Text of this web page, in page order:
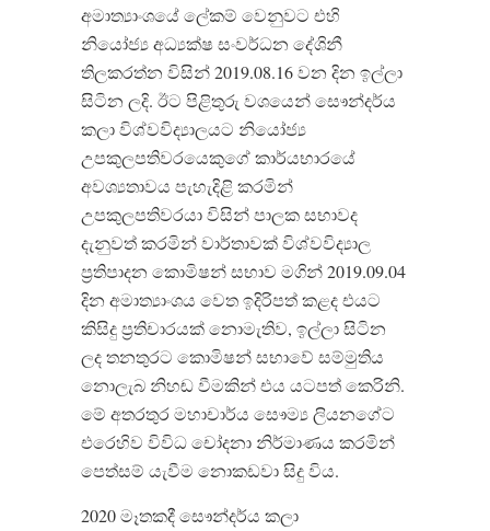
අමාත්‍යාංශයේ ලේකම් වෙනුවට එහි
නියෝජ්‍ය අධ්‍යක්ෂ සංවර්ධන දේශිනී
තිලකරත්න විසින් 2019.08.16 වන දින ඉල්ලා
සිටින ලදි. ඊට පිළිතුරු වශයෙන් සෞන්දර්ය
කලා විශ්වවිද්‍යාලයට නියෝජ්‍ය
උපකුලපතිවරයෙකුගේ කාර්යභාරයේ
අවශ්‍යතාවය පැහැදිළි කරමින්
උපකුලපතිවරයා විසින් පාලක සභාවද
දැනුවත් කරමින් වාර්තාවක් විශ්වවිද්‍යාල
ප්‍රතිපාදන කොමිෂන් සභාව මගින් 2019.09.04
දින අමාත්‍යාංශය වෙත ඉදිරිපත් කළද එයට
කිසිදු ප්‍රතිචාරයක් නොමැතිව, ඉල්ලා සිටින
ලද තනතුරට කොමිෂන් සභාවේ සම්මුතිය
නොලැබ නිහඬ වීමකින් එය යටපත් කෙරිනි.
මේ අතරතුර මහාචාර්ය සෞම්‍ය ලියනගේට
එරෙහිව විවිධ චෝදනා නිර්මාණය කරමින්
පෙත්සම් යැවීම නොකඩවා සිදු විය.
2020 මෑතකදී සෞන්දර්ය කලා